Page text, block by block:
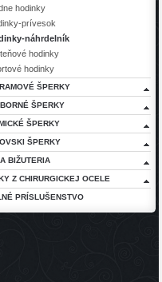
hodinky
prívesok
náhrdelník
hodinky
hodinky
ŠPERKY
ŠPERKY
ŠPERKY
ŠPERKY
BIŽUTERIA
Z CHIRURGICKEJ OCELE
PRÍSLUŠENSTVO